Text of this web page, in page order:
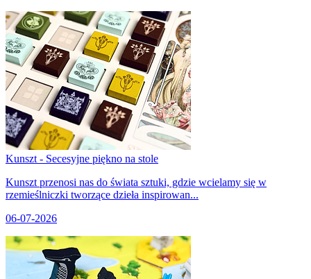
Kunszt - Secesyjne piękno na stole
Kunszt przenosi nas do świata sztuki, gdzie wcielamy się w
rzemieślniczki tworzące dzieła inspirowan...
06-07-2026